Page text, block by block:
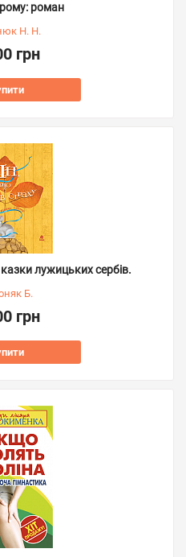
роман
Н. Н.
грн
лужицьких сербів.
Б.
грн